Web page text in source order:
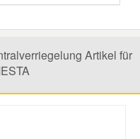
Artikel für